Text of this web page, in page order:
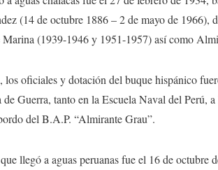
(14 de octubre 1886 – 2 de mayo de 1966),
Marina (1939-1946 y 1951-1957) así como
oficiales y dotación del buque hispánico
Guerra, tanto en la Escuela Naval del Perú,
del B.A.P. “Almirante Grau”.
llegó a aguas peruanas fue el 16 de octubre